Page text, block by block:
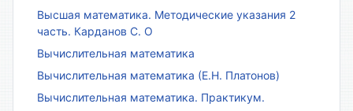
Высшая математика. Методические указания 2
часть. Карданов С. О
Вычислительная математика
Вычислительная математика (Е.Н. Платонов)
Вычислительная математика. Практикум.